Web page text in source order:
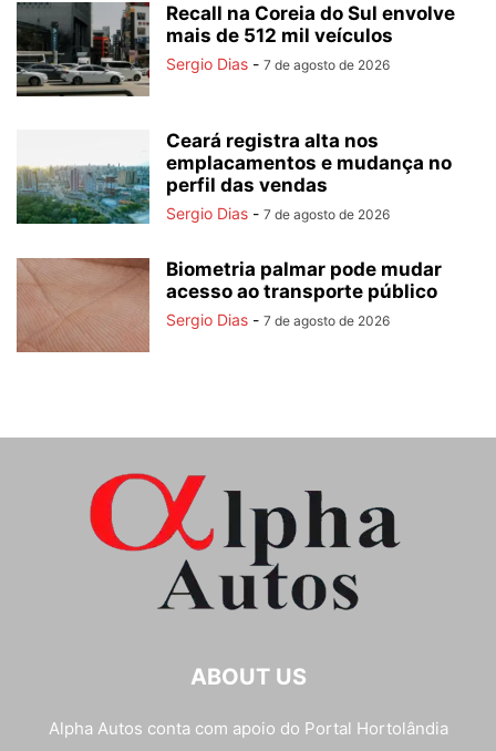
Recall na Coreia do Sul envolve
mais de 512 mil veículos
Sergio Dias - 7 de agosto de 2026
Ceará registra alta nos
emplacamentos e mudança no
perfil das vendas
Sergio Dias - 7 de agosto de 2026
Biometria palmar pode mudar
acesso ao transporte público
Sergio Dias - 7 de agosto de 2026
ABOUT US
Alpha Autos conta com apoio do Portal Hortolândia